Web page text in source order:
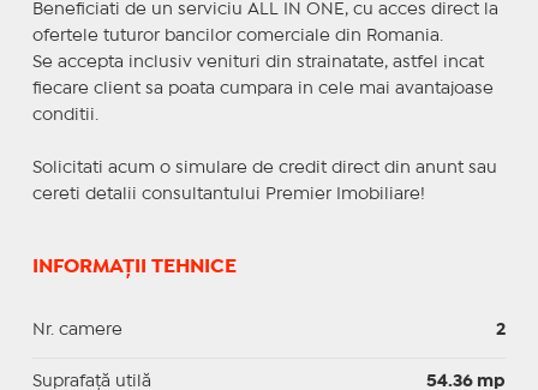
Beneficiati de un serviciu ALL IN ONE, cu acces direct la
ofertele tuturor bancilor comerciale din Romania.
Se accepta inclusiv venituri din strainatate, astfel incat
fiecare client sa poata cumpara in cele mai avantajoase
conditii.
Solicitati acum o simulare de credit direct din anunt sau
cereti detalii consultantului Premier Imobiliare!
INFORMAȚII TEHNICE
Nr. camere 2
Suprafaţă utilă 54.36 mp